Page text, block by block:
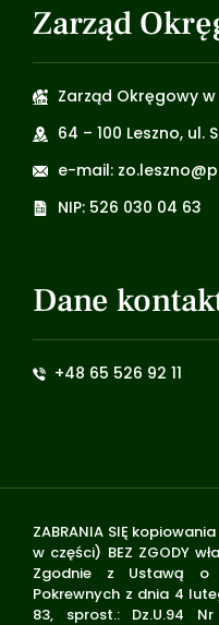
Zarząd
Zarząd Okręgowy w
64 – 100 Leszno, ul.
e-mail:
NIP: 526 030 04 63
Dane
+48 65 526 92 11
ZABRANIA SIĘ
w części) BEZ ZGODY
Zgodnie z Ustawą o
Pokrewnych z dnia 4
83, sprost.: Dz.U.94